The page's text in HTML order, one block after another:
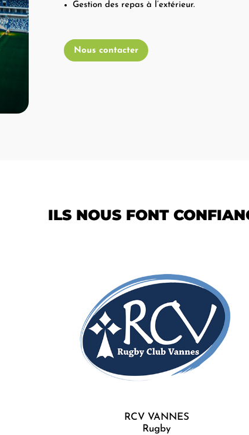
Gestion des repas à l’extérieur.
Nous contacter
ILS NOUS FONT
RCV VANNES
Rugby